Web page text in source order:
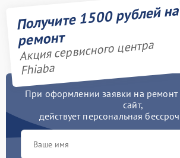
Получите 1500 рублей на
ремонт
Акция сервисного центра
Fhiaba
При оформлении заявки на ремонт
сайт,
действует персональная